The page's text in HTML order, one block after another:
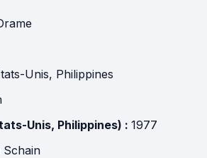
Unis, Philippines
Unis, Philippines) : 1977
Schain